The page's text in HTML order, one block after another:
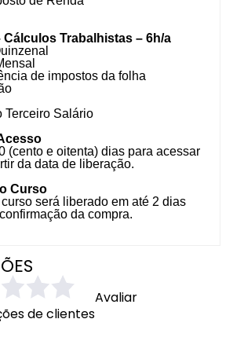
Cálculos Trabalhistas – 6h/a
de impostos da folha
Terceiro Salário
(cento e oitenta) dias para acessar
da data de liberação.
Curso
será liberado em até 2 dias
da compra.
de clientes
Avaliar